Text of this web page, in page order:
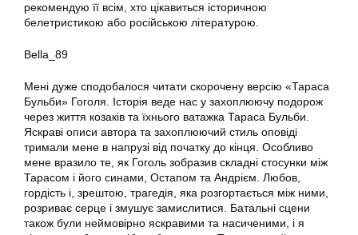
рекомендую її всім, хто цікавиться історичною
белетристикою або російською літературою.
Bella_89
Мені дуже сподобалося читати скорочену версію «Тараса
Бульби» Гоголя. Історія веде нас у захоплюючу подорож
через життя козаків та їхнього ватажка Тараса Бульби.
Яскраві описи автора та захоплюючий стиль оповіді
тримали мене в напрузі від початку до кінця. Особливо
мене вразило те, як Гоголь зобразив складні стосунки між
Тарасом і його синами, Остапом та Андрієм. Любов,
гордість і, зрештою, трагедія, яка розгортається між ними,
розриває серце і змушує замислитися. Батальні сцени
також були неймовірно яскравими та насиченими, і я